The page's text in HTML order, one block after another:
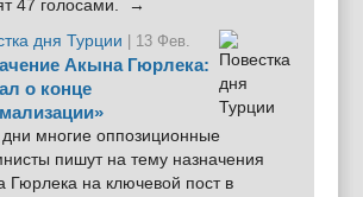
47 голосами. →
дня Турции
| 13 Фев.
Акына Гюрлека:
о конце
дни многие оппозиционные
пишут на тему назначения
Гюрлека на ключевой пост в